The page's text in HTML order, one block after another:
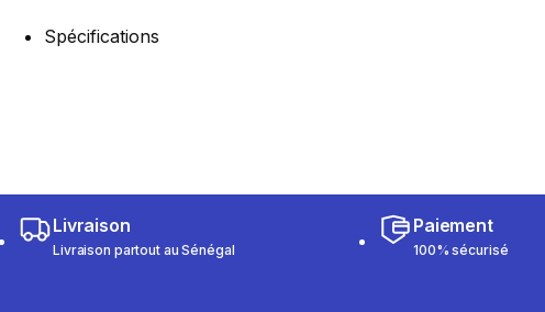
Spécifications
Livraison
Livraison partout au Sénégal
Paiement
100% sécurisé